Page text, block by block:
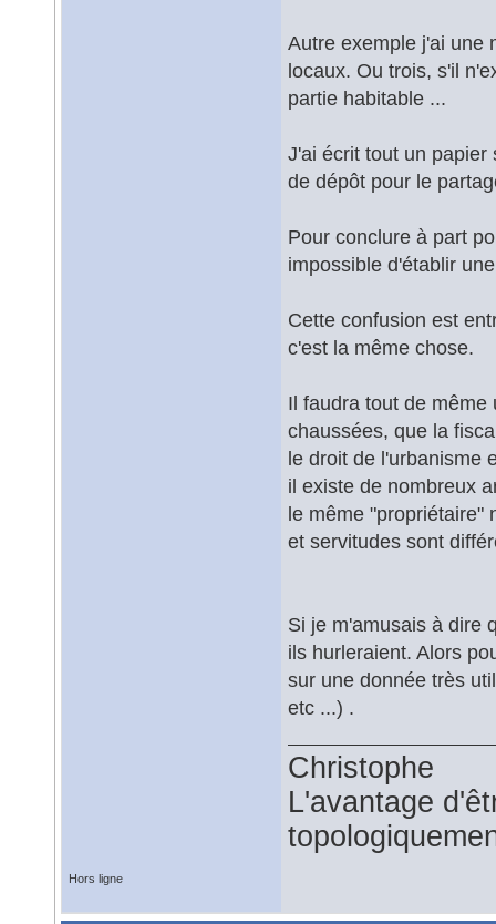
Autre exemple j'ai une
locaux. Ou trois, s'il
partie habitable ...
J'ai écrit tout un papier
de dépôt pour le
Pour conclure à part
impossible d'établir
Cette confusion est
c'est la même chose.
Il faudra tout de
chaussées, que la
le droit de l'urbanisme
il existe de nombreux
le même "propriétaire"
et servitudes sont
Si je m'amusais à dire
ils hurleraient. Alors
sur une donnée très
etc ...) .
Christophe
L'avantage
Hors ligne